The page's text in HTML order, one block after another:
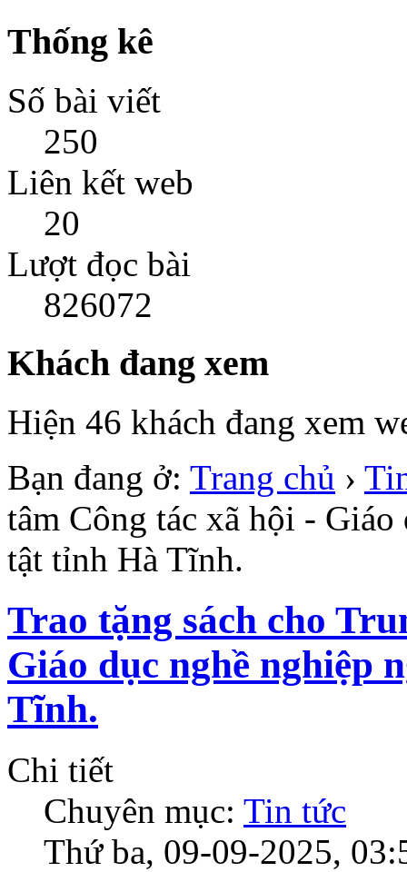
Thống kê
Số bài viết
250
Liên kết web
20
Lượt đọc bài
826072
Khách đang xem
Hiện 46 khách đang xem
Bạn đang ở: Trang chủ ›
tâm Công tác xã hội -
tật tỉnh Hà Tĩnh.
Trao tặng sách cho
Giáo dục nghề nghiệp
Tĩnh.
Chi tiết
Chuyên mục: Tin tức
Thứ ba, 09-09-2025,